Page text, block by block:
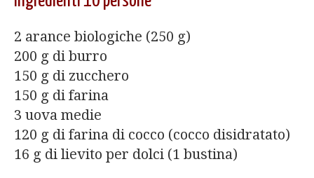
2 arance biologiche (250 g)
200 g di burro
150 g di zucchero
150 g di farina
3 uova medie
120 g di farina di cocco (cocco disidratato)
16 g di lievito per dolci (1 bustina)